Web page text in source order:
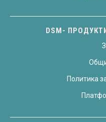
DSM-
Политика